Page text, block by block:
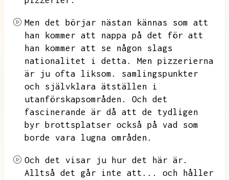
Men det börjar nästan kännas som att
han kommer att nappa på det för att
han kommer att se någon slags
nationalitet i detta.
Men pizzerierna
är ju ofta liksom.
samlingspunkter
och självklara ätställen i
utanförskapsområden.
Och det
fascinerande är då att de tydligen
byr brottsplatser också på vad som
borde vara lugna områden.
Och det visar ju hur det här är.
Alltså det går inte att...
och håller